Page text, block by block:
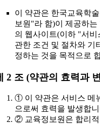
이 약관은 한국교육학
보원"라 함)이 제공하
의 웹사이트(이하 "서비
관한 조건 및 절차와 기
정하는 것을 목적으로
2 조 (약관의 효력과
① 이 약관은 서비스 메
으로써 효력을 발생합
② 교육정보원은 합리